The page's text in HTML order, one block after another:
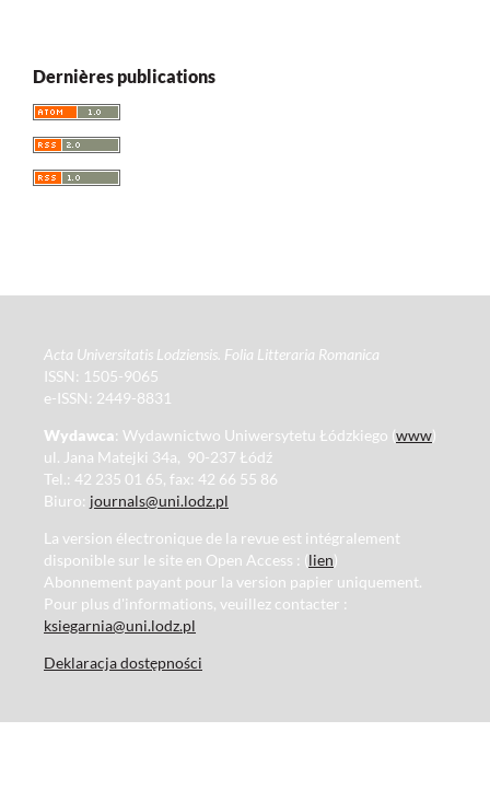
Dernières publications
Acta Universitatis Lodziensis. Folia Litteraria Romanica
ISSN: 1505-9065
e-ISSN: 2449-8831
Wydawca: Wydawnictwo Uniwersytetu Łódzkiego (www)
ul. Jana Matejki 34a, 90-237 Łódź
Tel.: 42 235 01 65, fax: 42 66 55 86
Biuro: journals@uni.lodz.pl
La version électronique de la revue est intégralement
disponible sur le site en Open Access : (lien)
Abonnement payant pour la version papier uniquement.
Pour plus d'informations, veuillez contacter :
ksiegarnia@uni.lodz.pl
Deklaracja dostępności